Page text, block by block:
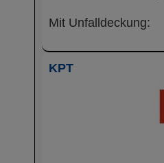
Mit Unfalldeckung:
KPT